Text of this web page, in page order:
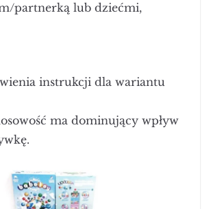
partnerką lub dziećmi,
instrukcji dla wariantu
ma dominujący wpływ